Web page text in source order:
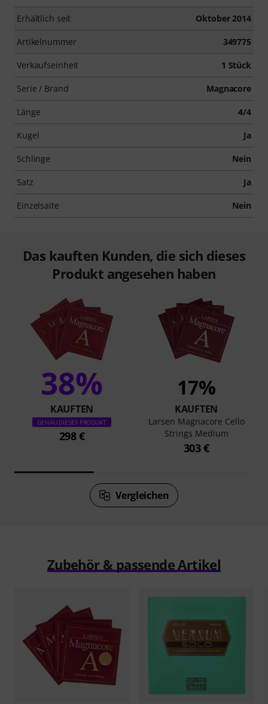
Erhältlich seit Oktober 2014
Artikelnummer 349775
Verkaufseinheit 1 Stück
Serie / Brand Magnacore
Länge 4/4
Kugel Ja
Schlinge Nein
Satz Ja
Einzelsaite Nein
Das kauften Kunden, die sich dieses
Produkt angesehen haben
38%
KAUFTEN
GENAU DIESES PRODUKT
298 €
17%
KAUFTEN
Larsen Magnacore Cello
Strings Medium
303 €
Vergleichen
Zubehör & passende Artikel